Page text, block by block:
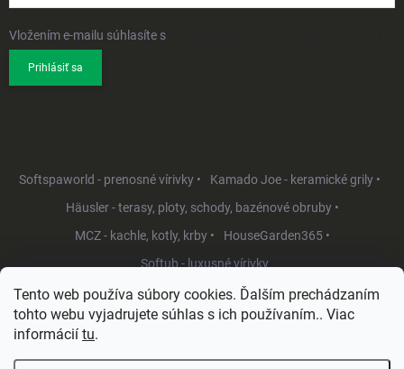
Tento web používa súbory cookies. Ďalším prechádzaním
tohto webu vyjadrujete súhlas s ich používaním.. Viac
informácií tu.
Vložením e-mailu súhlasíte s
Prihlásiť sa
Softspaworld - prenosné vírivky •
Kamado Joe - keramické grily •
Häusler - terasy, ploty, schody, bazénové obruby •
MCZ - kachle, kotly, krby •
HouseGarden365 •
Softub - luxusné vírivky